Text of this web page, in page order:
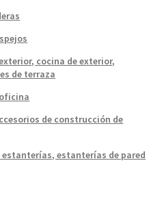
cocina de exterior,
de terraza
de construcción de
estanterías de pared